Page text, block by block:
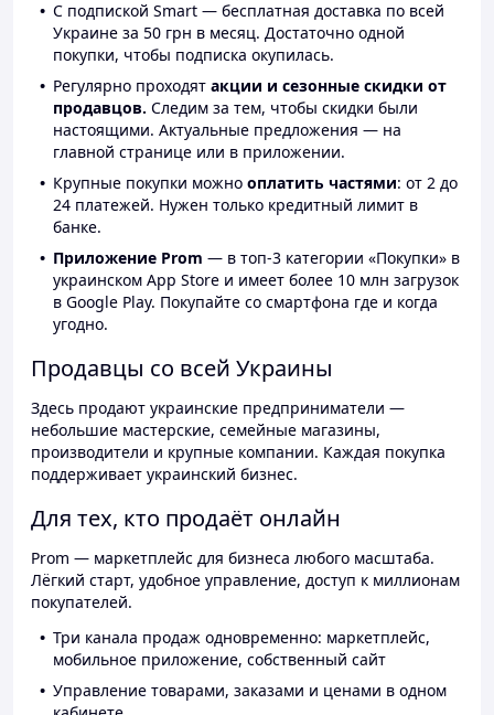
С подпиской Smart — бесплатная доставка по всей
Украине за 50 грн в месяц. Достаточно одной
покупки, чтобы подписка окупилась.
Регулярно проходят акции и сезонные скидки от
продавцов. Следим за тем, чтобы скидки были
настоящими. Актуальные предложения — на
главной странице или в приложении.
Крупные покупки можно оплатить частями: от 2 до
24 платежей. Нужен только кредитный лимит в
банке.
Приложение Prom — в топ-3 категории «Покупки» в
украинском App Store и имеет более 10 млн загрузок
в Google Play. Покупайте со смартфона где и когда
угодно.
Продавцы со всей Украины
Здесь продают украинские предприниматели —
небольшие мастерские, семейные магазины,
производители и крупные компании. Каждая покупка
поддерживает украинский бизнес.
Для тех, кто продаёт онлайн
Prom — маркетплейс для бизнеса любого масштаба.
Лёгкий старт, удобное управление, доступ к миллионам
покупателей.
Три канала продаж одновременно: маркетплейс,
мобильное приложение, собственный сайт
Управление товарами, заказами и ценами в одном